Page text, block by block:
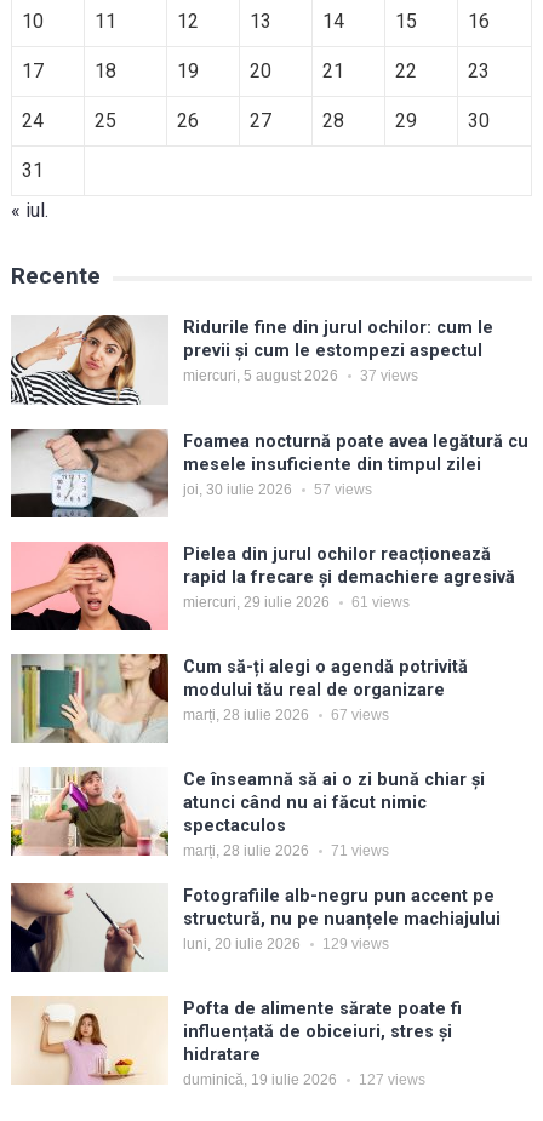
10 11 12 13 14 15 16
17 18 19 20 21 22 23
24 25 26 27 28 29 30
31
« iul.
Recente
Ridurile fine din jurul ochilor: cum le
previi și cum le estompezi aspectul
miercuri, 5 august 2026 37 views
Foamea nocturnă poate avea legătură cu
mesele insuficiente din timpul zilei
joi, 30 iulie 2026 57 views
Pielea din jurul ochilor reacționează
rapid la frecare și demachiere agresivă
miercuri, 29 iulie 2026 61 views
Cum să-ți alegi o agendă potrivită
modului tău real de organizare
marți, 28 iulie 2026 67 views
Ce înseamnă să ai o zi bună chiar și
atunci când nu ai făcut nimic
spectaculos
marți, 28 iulie 2026 71 views
Fotografiile alb-negru pun accent pe
structură, nu pe nuanțele machiajului
luni, 20 iulie 2026 129 views
Pofta de alimente sărate poate fi
influențată de obiceiuri, stres și
hidratare
duminică, 19 iulie 2026 127 views